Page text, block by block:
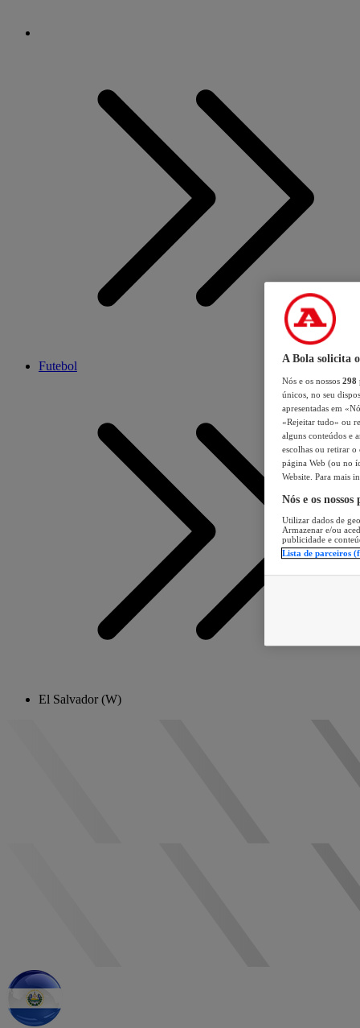
Futebol
El Salvador (W)
A Bola solicita
Nós e os nossos 298
únicos, no seu
apresentadas em
«Rejeitar tudo» ou
alguns conteúdos e
escolhas ou retirar
página Web (ou no
Website. Para mais
Nós e os
Utilizar dados de
Armazenar e/ou
publicidade e
Lista de parceiros